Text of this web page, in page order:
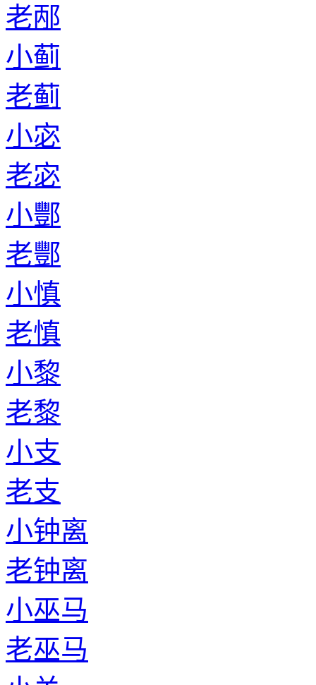
老邴
小蓟
老蓟
小宓
老宓
小酆
老酆
小慎
老慎
小黎
老黎
小支
老支
小钟离
老钟离
小巫马
老巫马